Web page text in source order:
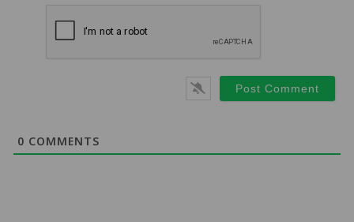
0 COMMENTS